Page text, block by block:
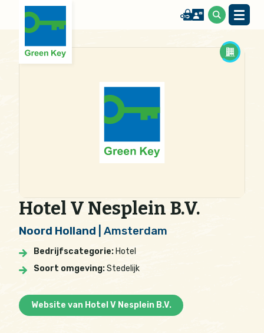
Hotel V Nesplein B.V.
Noord Holland | Amsterdam
Bedrijfscategorie: Hotel
Soort omgeving:Stedelijk
Website van Hotel V Nesplein B.V.